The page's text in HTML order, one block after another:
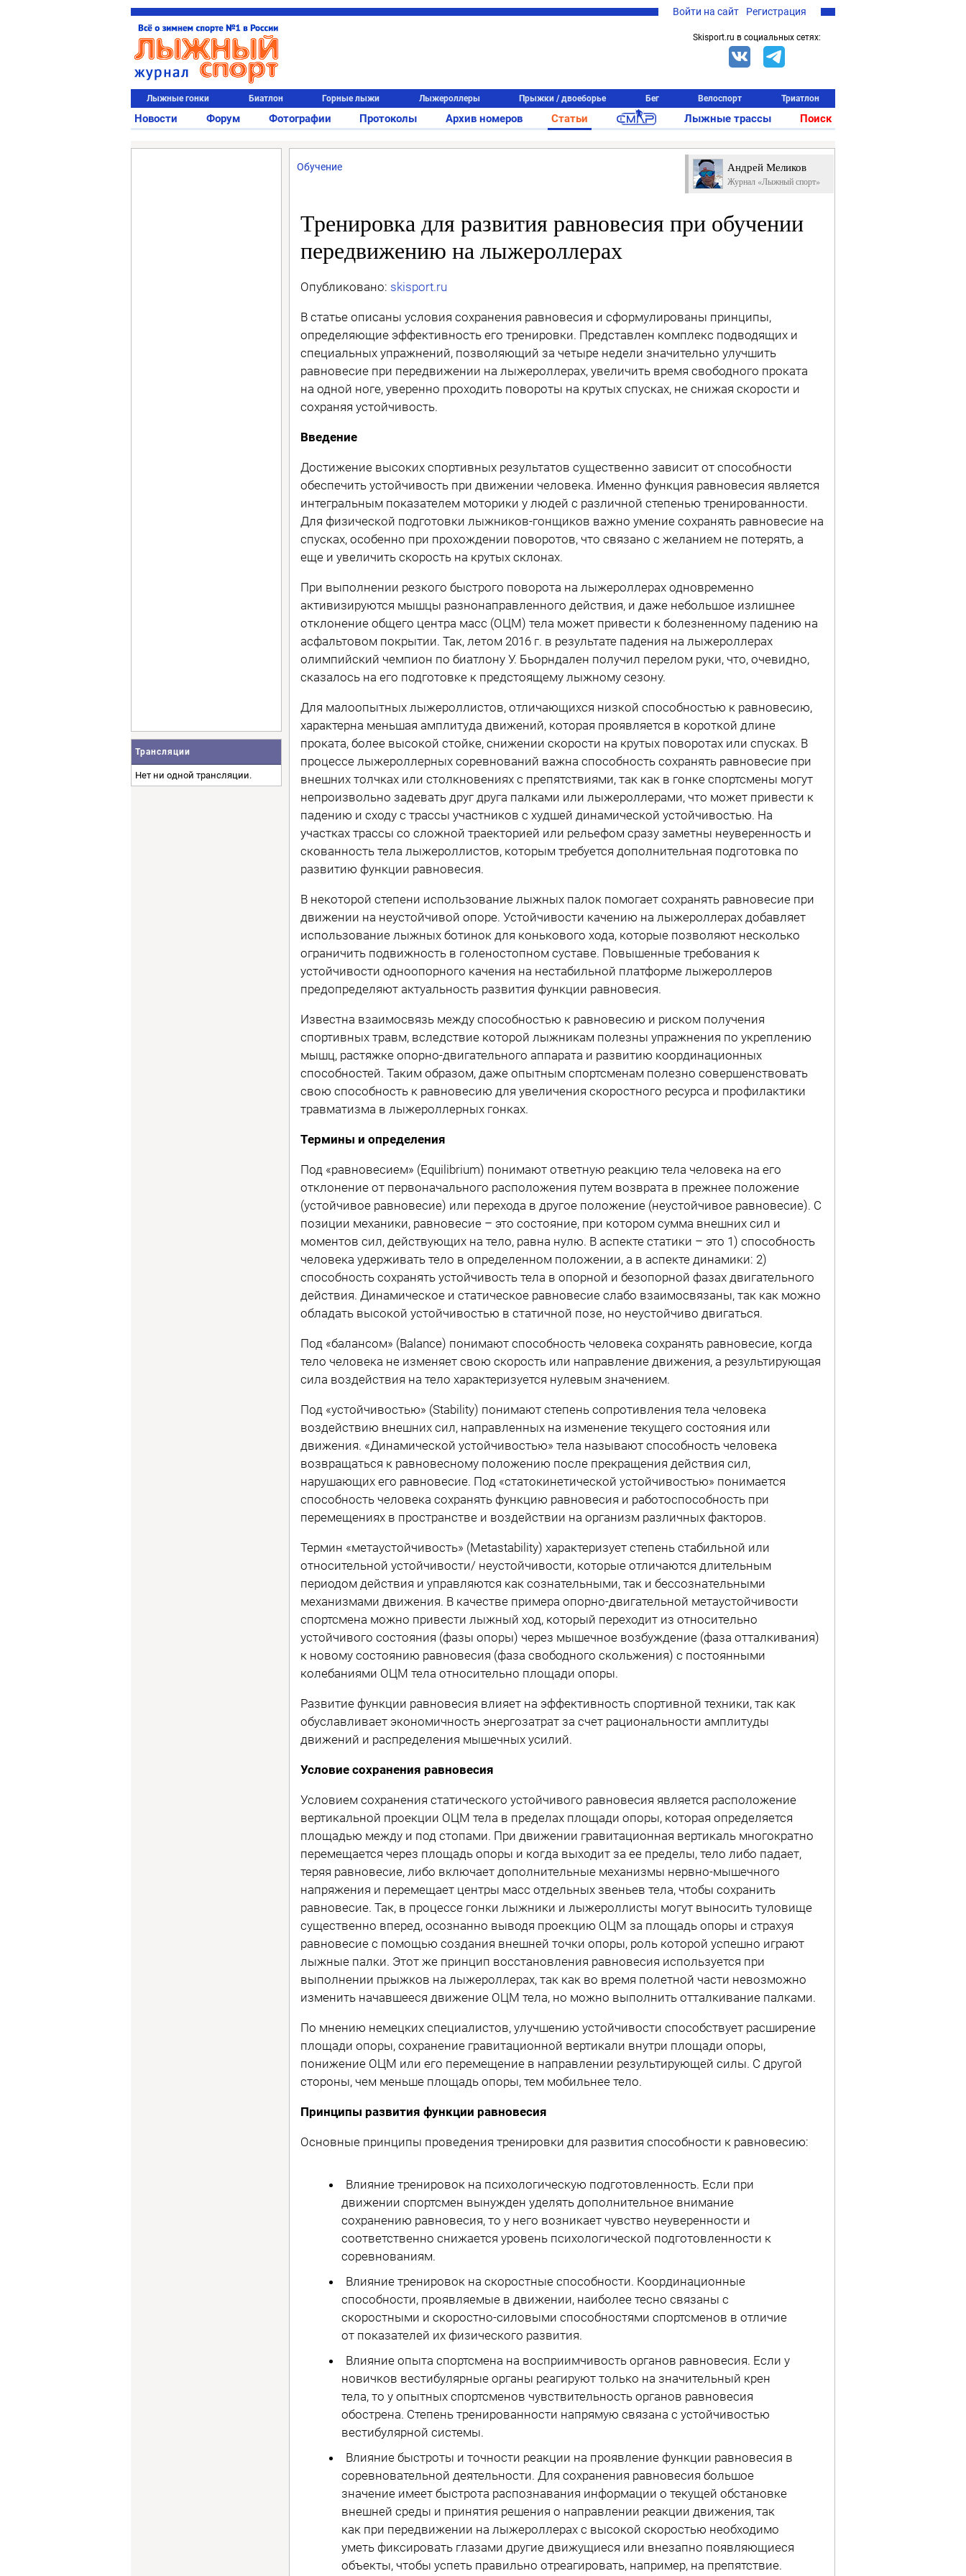
Войти на сайт Регистрация
Skisport.ru в социальных сетях:
Лыжные гонки Биатлон Горные лыжи Лыжероллеры Прыжки / двоеборье Бег Велоспорт Триатлон
Новости Форум Фотографии Протоколы Архив номеров Статьи Лыжные трассы Поиск
Трансляции
Нет ни одной трансляции.
Обучение Андрей Меликов
Журнал «Лыжный спорт»
Тренировка для развития равновесия при обучении
передвижению на лыжероллерах
Опубликовано: skisport.ru
В статье описаны условия сохранения равновесия и сформулированы принципы,
определяющие эффективность его тренировки. Представлен комплекс подводящих и
специальных упражнений, позволяющий за четыре недели значительно улучшить
равновесие при передвижении на лыжероллерах, увеличить время свободного проката
на одной ноге, уверенно проходить повороты на крутых спусках, не снижая скорости и
сохраняя устойчивость.
Введение
Достижение высоких спортивных результатов существенно зависит от способности
обеспечить устойчивость при движении человека. Именно функция равновесия является
интегральным показателем моторики у людей с различной степенью тренированности.
Для физической подготовки лыжников-гонщиков важно умение сохранять равновесие на
спусках, особенно при прохождении поворотов, что связано с желанием не потерять, а
еще и увеличить скорость на крутых склонах.
При выполнении резкого быстрого поворота на лыжероллерах одновременно
активизируются мышцы разнонаправленного действия, и даже небольшое излишнее
отклонение общего центра масс (ОЦМ) тела может привести к болезненному падению на
асфальтовом покрытии. Так, летом 2016 г. в результате падения на лыжероллерах
олимпийский чемпион по биатлону У. Бьорндален получил перелом руки, что, очевидно,
сказалось на его подготовке к предстоящему лыжному сезону.
Для малоопытных лыжероллистов, отличающихся низкой способностью к равновесию,
характерна меньшая амплитуда движений, которая проявляется в короткой длине
проката, более высокой стойке, снижении скорости на крутых поворотах или спусках. В
процессе лыжероллерных соревнований важна способность сохранять равновесие при
внешних толчках или столкновениях с препятствиями, так как в гонке спортсмены могут
непроизвольно задевать друг друга палками или лыжероллерами, что может привести к
падению и сходу с трассы участников с худшей динамической устойчивостью. На
участках трассы со сложной траекторией или рельефом сразу заметны неуверенность и
скованность тела лыжероллистов, которым требуется дополнительная подготовка по
развитию функции равновесия.
В некоторой степени использование лыжных палок помогает сохранять равновесие при
движении на неустойчивой опоре. Устойчивости качению на лыжероллерах добавляет
использование лыжных ботинок для конькового хода, которые позволяют несколько
ограничить подвижность в голеностопном суставе. Повышенные требования к
устойчивости одноопорного качения на нестабильной платформе лыжероллеров
предопределяют актуальность развития функции равновесия.
Известна взаимосвязь между способностью к равновесию и риском получения
спортивных травм, вследствие которой лыжникам полезны упражнения по укреплению
мышц, растяжке опорно-двигательного аппарата и развитию координационных
способностей. Таким образом, даже опытным спортсменам полезно совершенствовать
свою способность к равновесию для увеличения скоростного ресурса и профилактики
травматизма в лыжероллерных гонках.
Термины и определения
Под «равновесием» (Equilibrium) понимают ответную реакцию тела человека на его
отклонение от первоначального расположения путем возврата в прежнее положение
(устойчивое равновесие) или перехода в другое положение (неустойчивое равновесие). С
позиции механики, равновесие – это состояние, при котором сумма внешних сил и
моментов сил, действующих на тело, равна нулю. В аспекте статики – это 1) способность
человека удерживать тело в определенном положении, а в аспекте динамики: 2)
способность сохранять устойчивость тела в опорной и безопорной фазах двигательного
действия. Динамическое и статическое равновесие слабо взаимосвязаны, так как можно
обладать высокой устойчивостью в статичной позе, но неустойчиво двигаться.
Под «балансом» (Balance) понимают способность человека сохранять равновесие, когда
тело человека не изменяет свою скорость или направление движения, а результирующая
сила воздействия на тело характеризуется нулевым значением.
Под «устойчивостью» (Stability) понимают степень сопротивления тела человека
воздействию внешних сил, направленных на изменение текущего состояния или
движения. «Динамической устойчивостью» тела называют способность человека
возвращаться к равновесному положению после прекращения действия сил,
нарушающих его равновесие. Под «статокинетической устойчивостью» понимается
способность человека сохранять функцию равновесия и работоспособность при
перемещениях в пространстве и воздействии на организм различных факторов.
Термин «метаустойчивость» (Metastability) характеризует степень стабильной или
относительной устойчивости/ неустойчивости, которые отличаются длительным
периодом действия и управляются как сознательными, так и бессознательными
механизмами движения. В качестве примера опорно-двигательной метаустойчивости
спортсмена можно привести лыжный ход, который переходит из относительно
устойчивого состояния (фазы опоры) через мышечное возбуждение (фаза отталкивания)
к новому состоянию равновесия (фаза свободного скольжения) с постоянными
колебаниями ОЦМ тела относительно площади опоры.
Развитие функции равновесия влияет на эффективность спортивной техники, так как
обуславливает экономичность энергозатрат за счет рациональности амплитуды
движений и распределения мышечных усилий.
Условие сохранения равновесия
Условием сохранения статического устойчивого равновесия является расположение
вертикальной проекции ОЦМ тела в пределах площади опоры, которая определяется
площадью между и под стопами. При движении гравитационная вертикаль многократно
перемещается через площадь опоры и когда выходит за ее пределы, тело либо падает,
теряя равновесие, либо включает дополнительные механизмы нервно-мышечного
напряжения и перемещает центры масс отдельных звеньев тела, чтобы сохранить
равновесие. Так, в процессе гонки лыжники и лыжероллисты могут выносить туловище
существенно вперед, осознанно выводя проекцию ОЦМ за площадь опоры и страхуя
равновесие с помощью создания внешней точки опоры, роль которой успешно играют
лыжные палки. Этот же принцип восстановления равновесия используется при
выполнении прыжков на лыжероллерах, так как во время полетной части невозможно
изменить начавшееся движение ОЦМ тела, но можно выполнить отталкивание палками.
По мнению немецких специалистов, улучшению устойчивости способствует расширение
площади опоры, сохранение гравитационной вертикали внутри площади опоры,
понижение ОЦМ или его перемещение в направлении результирующей силы. С другой
стороны, чем меньше площадь опоры, тем мобильнее тело.
Принципы развития функции равновесия
Основные принципы проведения тренировки для развития способности к равновесию:
Влияние тренировок на психологическую подготовленность. Если при
движении спортсмен вынужден уделять дополнительное внимание
сохранению равновесия, то у него возникает чувство неуверенности и
соответственно снижается уровень психологической подготовленности к
соревнованиям.
Влияние тренировок на скоростные способности. Координационные
способности, проявляемые в движении, наиболее тесно связаны с
скоростными и скоростно-силовыми способностями спортсменов в отличие
от показателей их физического развития.
Влияние опыта спортсмена на восприимчивость органов равновесия. Если у
новичков вестибулярные органы реагируют только на значительный крен
тела, то у опытных спортсменов чувствительность органов равновесия
обострена. Степень тренированности напрямую связана с устойчивостью
вестибулярной системы.
Влияние быстроты и точности реакции на проявление функции равновесия в
соревновательной деятельности. Для сохранения равновесия большое
значение имеет быстрота распознавания информации о текущей обстановке
внешней среды и принятия решения о направлении реакции движения, так
как при передвижении на лыжероллерах с высокой скоростью необходимо
уметь фиксировать глазами другие движущиеся или внезапно появляющиеся
объекты, чтобы успеть правильно отреагировать, например, на препятствие.